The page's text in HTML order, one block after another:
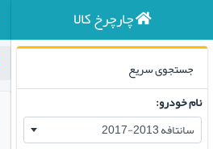
چارچرخ کالا
جستجوی سریع
نام خودرو:
سانتافه 2013-2017